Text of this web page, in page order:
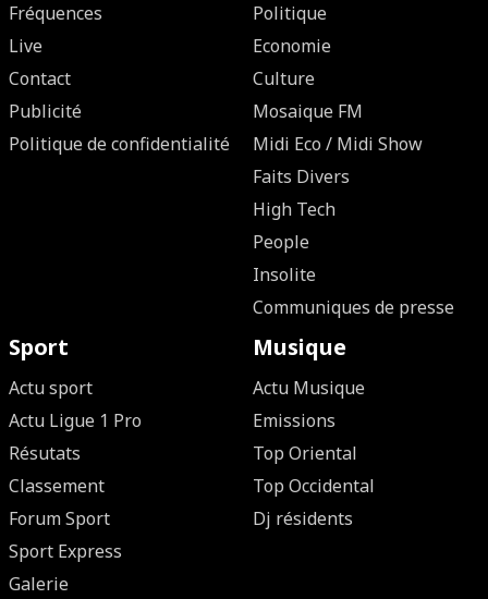
Fréquences
Live
Contact
Publicité
Politique de confidentialité
Politique
Economie
Culture
Mosaique FM
Midi Eco / Midi Show
Faits Divers
High Tech
People
Insolite
Communiques de presse
Sport
Actu sport
Actu Ligue 1 Pro
Résutats
Classement
Forum Sport
Sport Express
Galerie
Musique
Actu Musique
Emissions
Top Oriental
Top Occidental
Dj résidents